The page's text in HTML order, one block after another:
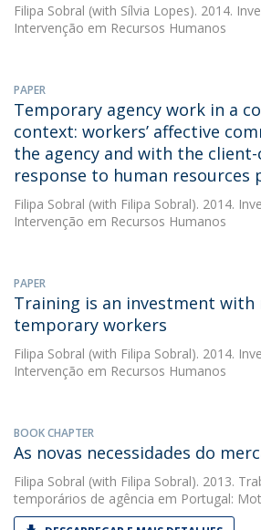
Filipa Sobral (with Sílvia Lopes). 2014.
Intervenção em Recursos Humanos
PAPER
Temporary agency work in a
context: workers’ affective
the agency and with the client-
response to human resources
Filipa Sobral (with Filipa Sobral). 2014.
Intervenção em Recursos Humanos
PAPER
Training is an investment
temporary workers
Filipa Sobral (with Filipa Sobral). 2014.
Intervenção em Recursos Humanos
BOOK CHAPTER
As novas necessidades do
Filipa Sobral (with Filipa Sobral). 2013.
temporários de agência em Portugal: